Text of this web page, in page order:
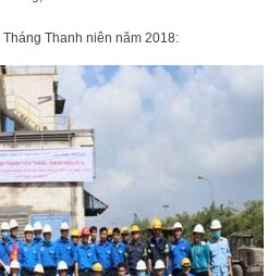
Thanh niên năm 2018: